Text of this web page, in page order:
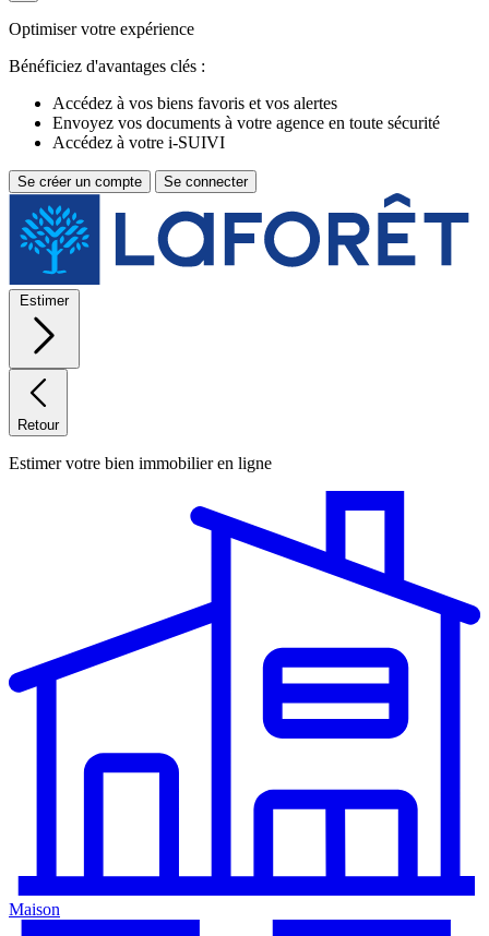
Optimiser votre expérience
Bénéficiez d'avantages clés :
Accédez à vos biens favoris et vos alertes
Envoyez vos documents à votre agence en toute sécurité
Accédez à votre i-SUIVI
Se créer un compte Se connecter
Estimer
Retour
Estimer votre bien immobilier en ligne
Maison